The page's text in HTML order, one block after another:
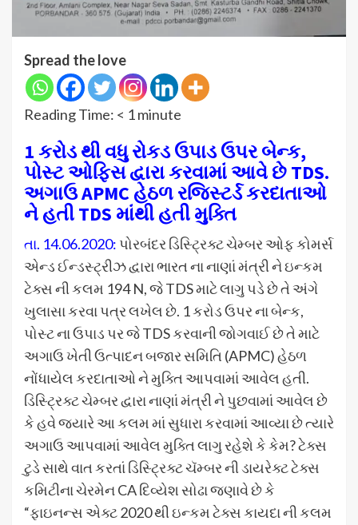
Spread the love
Reading Time: < 1minute
1 કરોડ થી વધુ રોકડ ઉપાડ ઉપર બેન્ક,
પોસ્ટ ઓફિસ દ્વારા કરવામાં આવે છે TDS.
અગાઉ APMC હેઠળ રજિસ્ટર્ડ કરદાતાઓ
ને હતી TDS માંથી હતી મુક્તિ
તા. 14.06.2020: પોરબંદર ડિસ્ટ્રિક્ટ ચેમ્બર ઓફ કોમર્સ
એન્ડ ઈન્ડસ્ટ્રીઝ દ્વારા ભારત ના નાણાં મંત્રી ને ઇન્કમ
ટેક્સ ની કલમ 194 N, જે TDS માટે લાગુ પડે છે તે અંગે
ખુલાસા કરવા પત્ર લખેલ છે. 1 કરોડ ઉપર ના બેન્ક,
પોસ્ટ ના ઉપાડ પર જે TDS કરવાની જોગવાઈ છે તે માટે
અગાઉ ખેતી ઉત્પાદન બજાર સમિતિ (APMC) હેઠળ
નોંધાયેલ કરદાતાઓ ને મુક્તિ આપવામાં આવેલ હતી.
ડિસ્ટ્રિક્ટ ચેમ્બર દ્વારા નાણાં મંત્રી ને પુછવામાં આવેલ છે
કે હવે જ્યારે આ કલમ માં સુધારા કરવામાં આવ્યા છે ત્યારે
અગાઉ આપવામાં આવેલ મુક્તિ લાગુ રહેશે કે કેમ? ટેક્સ
ટુડે સાથે વાત કરતાં ડિસ્ટ્રિક્ટ ચૅમ્બર ની ડાયરેક્ટ ટેક્સ
કમિટીના ચેરમેન CA દિવ્યેશ સોઢા જણાવે છે કે
“ફાઇનન્સ એક્ટ 2020 થી ઇન્કમ ટેક્સ કાયદા ની કલમ